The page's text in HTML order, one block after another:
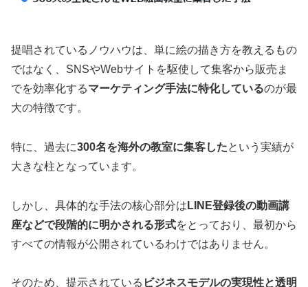
提唱されているノウハウは、単に絵の描き方を教えるもの
ではなく、SNSやWebサイトを駆使して集客から販売ま
でを効率化するマーケティング手法に特化しているのが最
大の特徴です。
特に、過去に300名を海外の教室に集客したという実績が
大きな柱となっています。
しかし、具体的な手法の核心部分は LINE登録後の動画講
座などで段階的に明かされる形式をとっており、最初から
すべての情報が公開されているわけではありません。
そのため、提示されている ビジネスモデルの実現性と透明